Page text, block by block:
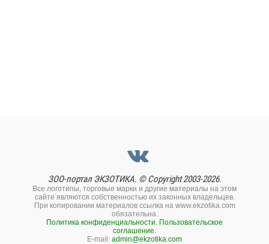
ЗОО-портал ЭКЗОТИКА. © Copyright 2003-2026.
Все логотипы, торговые марки и другие материалы на этом
сайте являются собственностью их законных владельцев.
При копировании материалов ссылка на www.ekzotika.com
обязательна.
Политика конфиденциальности. Пользовательское
соглашение.
E-mail: admin@ekzotika.com